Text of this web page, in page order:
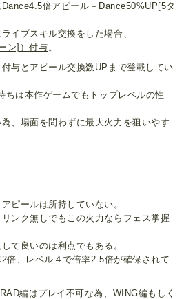
倍アピール＋Dance50%UP[5タ
イブスキル交換をした場合、
ン]）付与。
与とアピール交換数UPまで登載してい
ちは本作ゲームでもトップレベルの性
、場面を問わずに最大火力を狙いやす
ピールは所持していない。
ンク無しでもこの火力ならフェス掌握
て良いのは利点でもある。
倍、レベル４で倍率2.5倍が確保されて
編はプレイ不可な為、WING編もしく